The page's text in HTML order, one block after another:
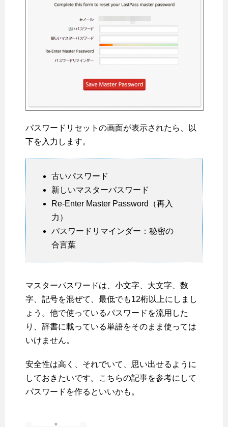
パスワードリセットの画面が表示されたら、以
下を入力します。
古いパスワード
新しいマスターパスワード
Re-Enter Master Password（再入
力）
パスワードリマインダー：秘密の
合言葉
マスターパスワードは、小文字、大文字、数
字、記号を混ぜて、最低でも12桁以上にしまし
ょう。他で使っているパスワードを流用した
り、辞書に載っている単語をそのまま使っては
いけません。
安全性は高く、それでいて、思い出せるように
しておきたいです。こちらの記事を参考にして
パスワードを作るといいかも。